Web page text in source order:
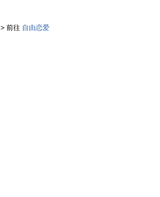
> 前往 自由恋爱